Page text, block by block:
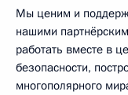
Мы ценим и
нашими
работать вместе в
безопасности,
многополярного